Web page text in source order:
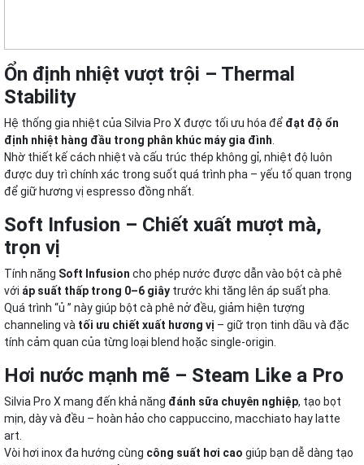
Ổn định nhiệt vượt trội – Thermal
Stability
Hệ thống gia nhiệt của Silvia Pro X được tối ưu hóa để đạt độ ổn
định nhiệt hàng đầu trong phân khúc máy gia đình
Nhờ thiết kế cách nhiệt và cấu trúc thép không gỉ, nhiệt độ luôn
được duy trì chính xác trong suốt quá trình pha – yếu tố quan trọng
để giữ hương vị espresso đồng nhất.
Soft Infusion – Chiết xuất mượt mà,
trọn vị
Tính năng Soft Infusion cho phép nước được dẫn vào bột cà phê
với áp suất thấp trong 0–6 giây trước khi tăng lên áp suất pha.
Quá trình “ủ ” này giúp bột cà phê nở đều, giảm hiện tượng
channeling và tối ưu chiết xuất hương vị – giữ trọn tinh dầu và đặc
tính cảm quan của từng loại blend hoặc single-origin.
Hơi nước mạnh mẽ – Steam Like a Pro
Silvia Pro X mang đến khả năng đánh sữa chuyên nghiệp, tạo bọt
mịn, dày và đều – hoàn hảo cho cappuccino, macchiato hay latte
art.
Vòi hơi inox đa hướng cùng công suất hơi cao giúp bạn dễ dàng tạo